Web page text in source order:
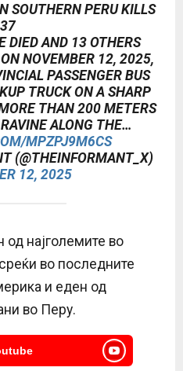
SOUTHERN PERU KILLS
37
DIED AND 13 OTHERS
NOVEMBER 12, 2025,
PASSENGER BUS
TRUCK ON A SHARP
THAN 200 METERS
ALONG THE…
MPZPJ9M6CS
(@THEINFORMANT_X)
12, 2025
од најголемите во
во последните
и еден од
во Перу.